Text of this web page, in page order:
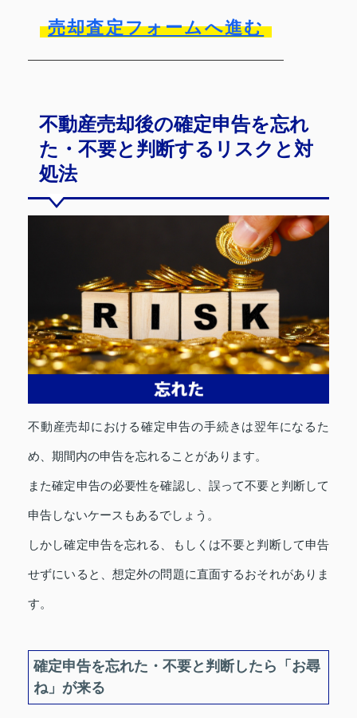
売却査定フォームへ進む
不動産売却後の確定申告を忘れ
た・不要と判断するリスクと対
処法
不動産売却における確定申告の手続きは翌年になるた
め、期間内の申告を忘れることがあります。
また確定申告の必要性を確認し、誤って不要と判断して
申告しないケースもあるでしょう。
しかし確定申告を忘れる、もしくは不要と判断して申告
せずにいると、想定外の問題に直面するおそれがありま
す。
確定申告を忘れた・不要と判断したら「お尋
ね」が来る